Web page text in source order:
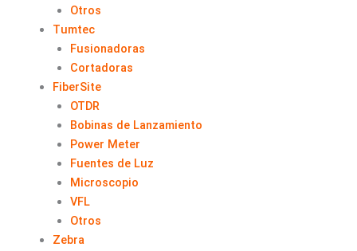
Otros
Tumtec
Fusionadoras
Cortadoras
FiberSite
OTDR
Bobinas de Lanzamiento
Power Meter
Fuentes de Luz
Microscopio
VFL
Otros
Zebra